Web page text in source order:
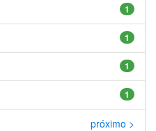
1
1
1
1
próximo >